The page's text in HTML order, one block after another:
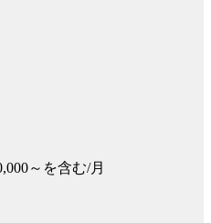
～を含む/月